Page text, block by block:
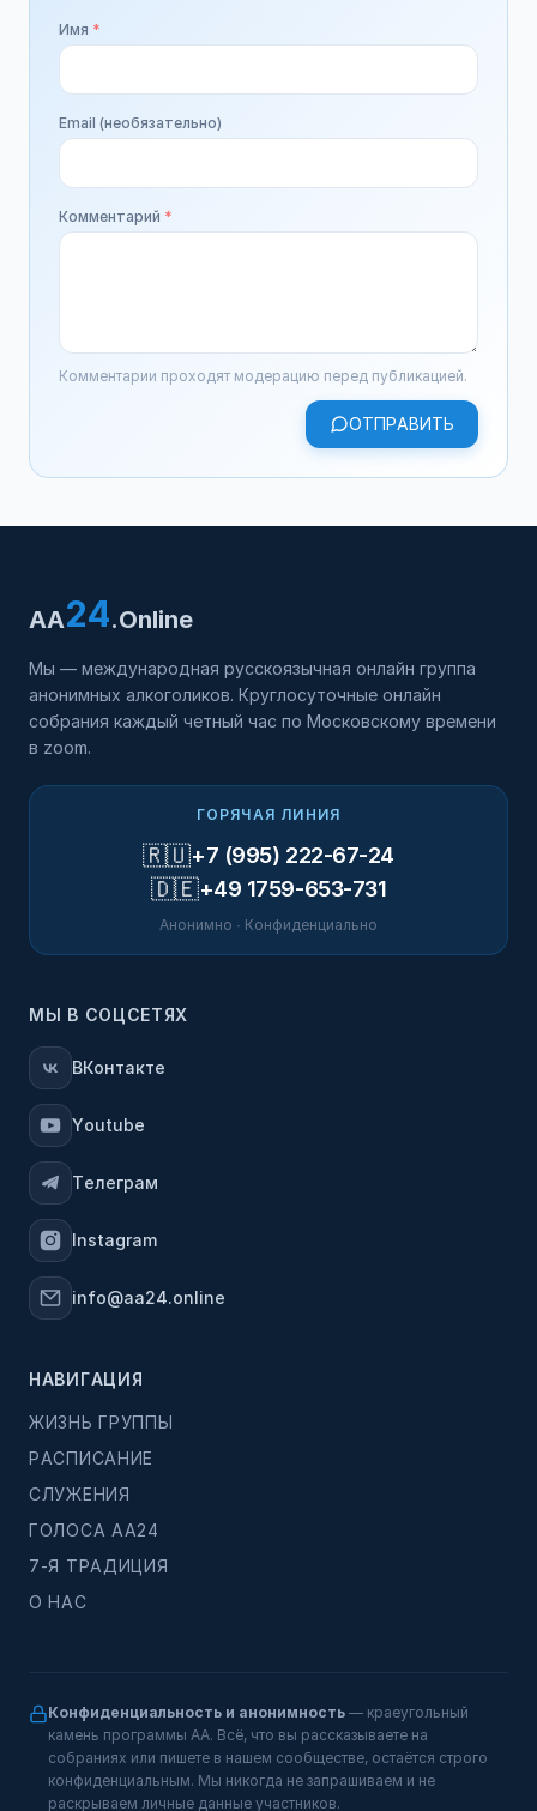
Имя *
Email (необязательно)
Комментарий *
Комментарии проходят модерацию перед публикацией.
ОТПРАВИТЬ
AA24.Online
Мы — международная русскоязычная онлайн группа
анонимных алкоголиков. Круглосуточные онлайн
собрания каждый четный час по Московскому времени
в zoom.
ГОРЯЧАЯ ЛИНИЯ
🇷🇺+7 (995) 222-67-24
🇩🇪+49 1759-653-731
Анонимно · Конфиденциально
МЫ В СОЦСЕТЯХ
ВКонтакте
Youtube
Телеграм
Instagram
info@aa24.online
НАВИГАЦИЯ
ЖИЗНЬ ГРУППЫ
РАСПИСАНИЕ
СЛУЖЕНИЯ
ГОЛОСА АА24
7-Я ТРАДИЦИЯ
О НАС
Конфиденциальность и анонимность — краеугольный
камень программы АА. Всё, что вы рассказываете на
собраниях или пишете в нашем сообществе, остаётся строго
конфиденциальным. Мы никогда не запрашиваем и не
раскрываем личные данные участников.